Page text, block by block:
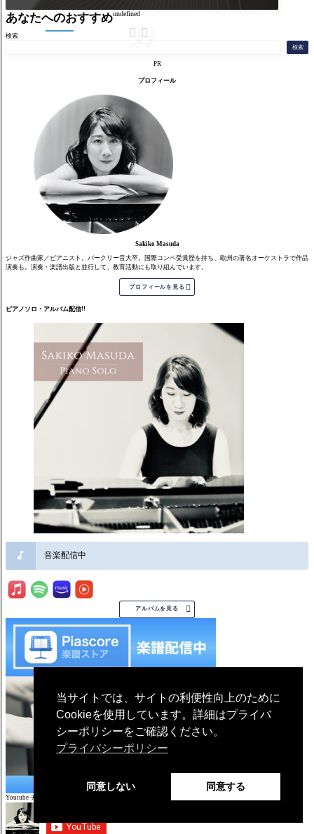
検索
検索
PR
プロフィール
Sakiko Masuda
ジャズ作曲家／ピアニスト。バークリー音大卒。国際コンペ受賞歴を持ち、欧州の著名オーケストラで作品
演奏も。演奏・楽譜出版と並行して、教育活動にも取り組んでいます。
プロフィールを見る 
ピアノソロ・アルバム配信!!
音楽配信中
アルバムを見る 
Youtube チャンネル
あなたへのおすすめundefined
 
当サイトでは、サイトの利便性向上のために
Cookieを使用しています。詳細はプライバ
シーポリシーをご確認ください。
プライバシーポリシー
同意しない 同意する